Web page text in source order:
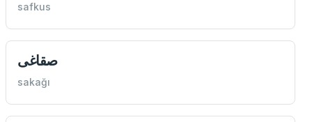
safkus
صقاغی
sakağı